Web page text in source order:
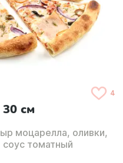
4
см
моцарелла, оливки,
томатный